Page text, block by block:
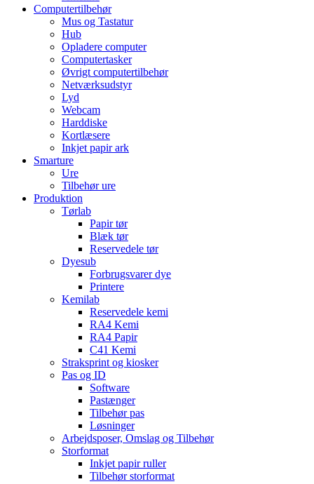
Computertilbehør
Mus og Tastatur
Hub
Opladere computer
Computertasker
Øvrigt computertilbehør
Netværksudstyr
Lyd
Webcam
Harddiske
Kortlæsere
Inkjet papir ark
Smarture
Ure
Tilbehør ure
Produktion
Tørlab
Papir tør
Blæk tør
Reservedele tør
Dyesub
Forbrugsvarer dye
Printere
Kemilab
Reservedele kemi
RA4 Kemi
RA4 Papir
C41 Kemi
Straksprint og kiosker
Pas og ID
Software
Pastænger
Tilbehør pas
Løsninger
Arbejdsposer, Omslag og Tilbehør
Storformat
Inkjet papir ruller
Tilbehør storformat